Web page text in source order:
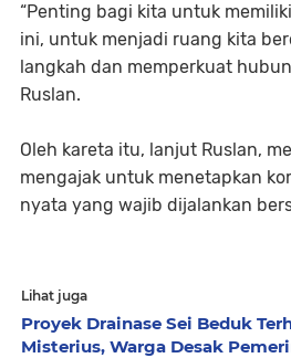
“Penting bagi kita untuk
ini, untuk menjadi ruang kita
langkah dan memperkuat
Ruslan.
Oleh kareta itu, lanjut Ruslan,
mengajak untuk menetapkan
nyata yang wajib dijalankan
Lihat juga
Proyek Drainase Sei Beduk
Misterius, Warga Desak